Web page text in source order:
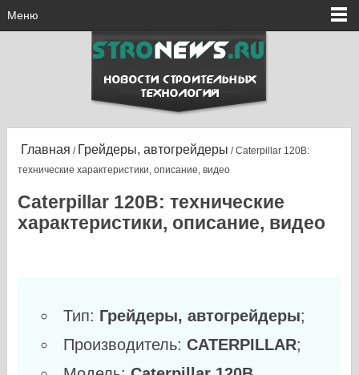
Меню
Главная / Грейдеры, автогрейдеры / Caterpillar 120B:
технические характеристики, описание, видео
Caterpillar 120B: технические
характеристики, описание, видео
Тип: Грейдеры, автогрейдеры;
Производитель:CATERPILLAR;